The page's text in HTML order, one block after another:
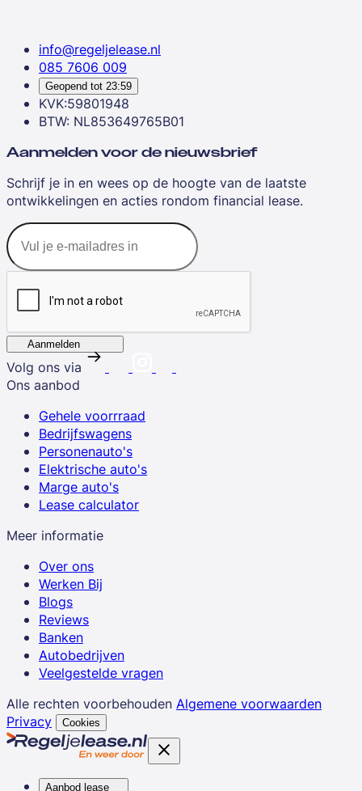
info@regeljelease.nl
085 7606 009
Geopend tot 23:59
KVK:59801948
BTW: NL853649765B01
Aanmelden voor de nieuwsbrief
Schrijf je in en wees op de hoogte van de laatste
ontwikkelingen en acties rondom financial lease.
Aanmelden
Volg ons via
Ons aanbod
Gehele voorrraad
Bedrijfswagens
Personenauto's
Elektrische auto's
Marge auto's
Lease calculator
Meer informatie
Over ons
Werken Bij
Blogs
Reviews
Banken
Autobedrijven
Veelgestelde vragen
Alle rechten voorbehouden Algemene voorwaarden
Privacy
Cookies
Aanbod lease